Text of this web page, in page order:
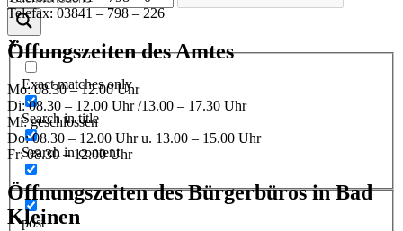
Exact matches only
Search in title
Search in content
post
Telefax: 03841 – 798 – 226
Öffungszeiten des Amtes
Mo: 08.30 – 12.00 Uhr
Di: 08.30 – 12.00 Uhr /13.00 – 17.30 Uhr
Mi: geschlossen
Do: 08.30 – 12.00 Uhr u. 13.00 – 15.00 Uhr
Fr: 08.30 – 12.00 Uhr
Öffnungszeiten des Bürgerbüros in Bad
Kleinen